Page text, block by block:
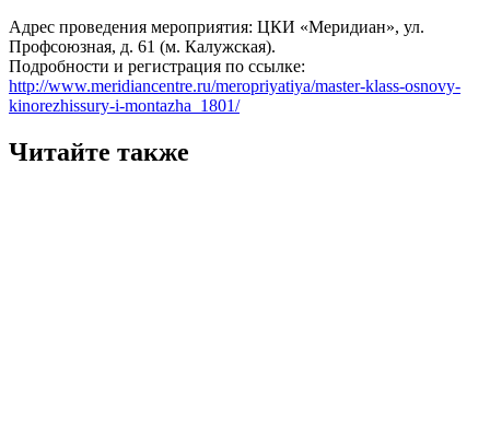
Адрес проведения мероприятия: ЦКИ «Меридиан», ул.
Профсоюзная, д. 61 (м. Калужская).
Подробности и регистрация по ссылке:
http://www.meridiancentre.ru/meropriyatiya/master-klass-osnovy-
kinorezhissury-i-montazha_1801/
Читайте также